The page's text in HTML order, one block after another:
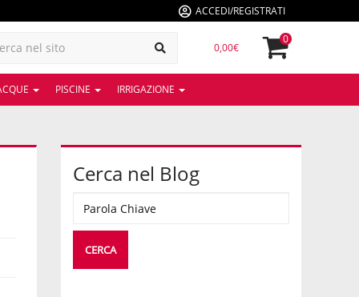
ACCEDI/REGISTRATI
0,00€
0
PISCINE IRRIGAZIONE
Cerca nel Blog